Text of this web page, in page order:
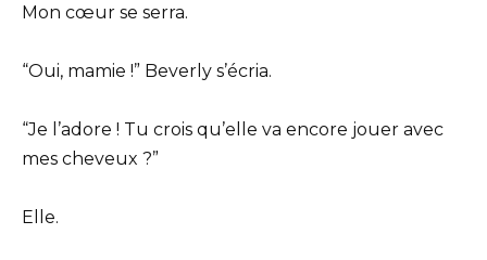
Mon cœur se serra.
“Oui, mamie !” Beverly s’écria.
“Je l’adore ! Tu crois qu’elle va encore jouer avec
mes cheveux ?”
Elle.